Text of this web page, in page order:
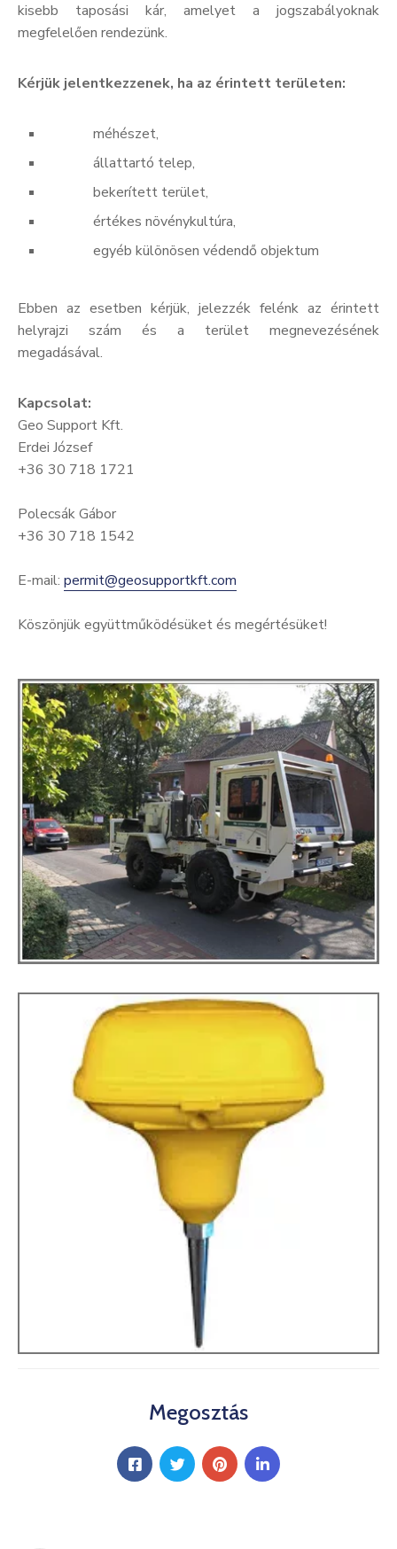
kisebb taposási kár, amelyet a jogszabályoknak
megfelelően rendezünk.
Kérjük jelentkezzenek, ha az érintett területen:
méhészet,
állattartó telep,
bekerített terület,
értékes növénykultúra,
egyéb különösen védendő objektum
Ebben az esetben kérjük, jelezzék felénk az érintett
helyrajzi szám és a terület megnevezésének
megadásával.
Kapcsolat:
Geo Support Kft.
Erdei József
+36 30 718 1721
Polecsák Gábor
+36 30 718 1542
E-mail: permit@geosupportkft.com
Köszönjük együttműködésüket és megértésüket!
Megosztás